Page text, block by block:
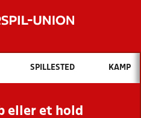
Hvad vil du søge efter?
INDHOLD OG NYHEDER
KLUBBER OG
SPILLESTED KAMP
eller et hold